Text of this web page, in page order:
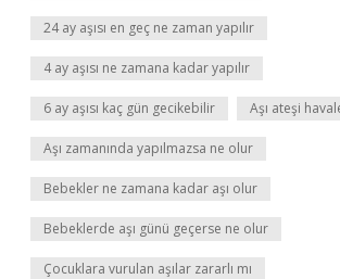
24 ay aşısı en geç ne zaman yapılır
4 ay aşısı ne zamana kadar yapılır
6 ay aşısı kaç gün gecikebilir Aşı ateşi
Aşı zamanında yapılmazsa ne olur
Bebekler ne zamana kadar aşı olur
Bebeklerde aşı günü geçerse ne olur
Çocuklara vurulan aşılar zararlı mı